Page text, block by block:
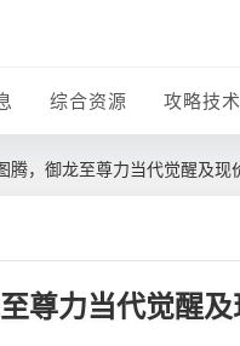
综合资源 攻略技术
腾，御龙至尊力当代觉醒及现
尊力当代觉醒